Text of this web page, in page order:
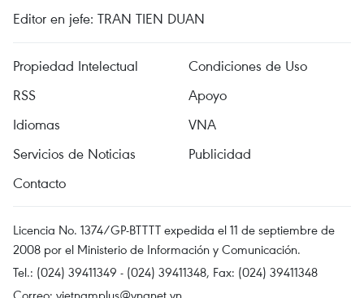
Editor en jefe: TRAN TIEN DUAN
Propiedad Intelectual
Condiciones de Uso
RSS
Apoyo
Idiomas
VNA
Servicios de Noticias
Publicidad
Contacto
Licencia No. 1374/GP-BTTTT expedida el 11 de septiembre de
2008 por el Ministerio de Información y Comunicación.
Tel.: (024) 39411349 - (024) 39411348, Fax: (024) 39411348
Correo: vietnamplus@vnanet.vn